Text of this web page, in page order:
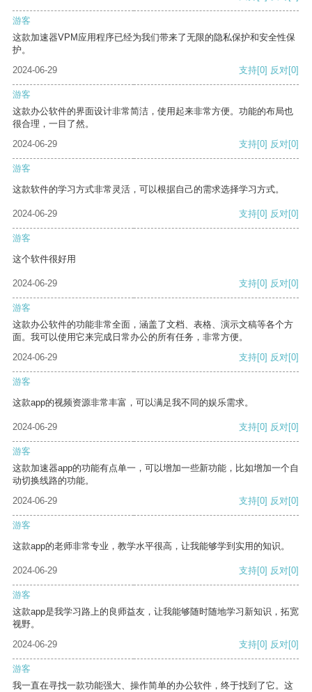
游客
这款加速器VPM应用程序已经为我们带来了无限的隐私保护和安全性保
护。
2024-06-29
支持[0] 反对[0]
游客
这款办公软件的界面设计非常简洁，使用起来非常方便。功能的布局也
很合理，一目了然。
2024-06-29
支持[0] 反对[0]
游客
这款软件的学习方式非常灵活，可以根据自己的需求选择学习方式。
2024-06-29 支持[0] 反对[0]
游客
这个软件很好用
2024-06-29 支持[0] 反对[0]
游客
这款办公软件的功能非常全面，涵盖了文档、表格、演示文稿等各个方
面。我可以使用它来完成日常办公的所有任务，非常方便。
2024-06-29
支持[0] 反对[0]
游客
这款app的视频资源非常丰富，可以满足我不同的娱乐需求。
2024-06-29 支持[0] 反对[0]
游客
这款加速器app的功能有点单一，可以增加一些新功能，比如增加一个自
动切换线路的功能。
2024-06-29
支持[0] 反对[0]
游客
这款app的老师非常专业，教学水平很高，让我能够学到实用的知识。
2024-06-29 支持[0] 反对[0]
游客
这款app是我学习路上的良师益友，让我能够随时随地学习新知识，拓宽
视野。
2024-06-29
支持[0] 反对[0]
游客
我一直在寻找一款功能强大、操作简单的办公软件，终于找到了它。这